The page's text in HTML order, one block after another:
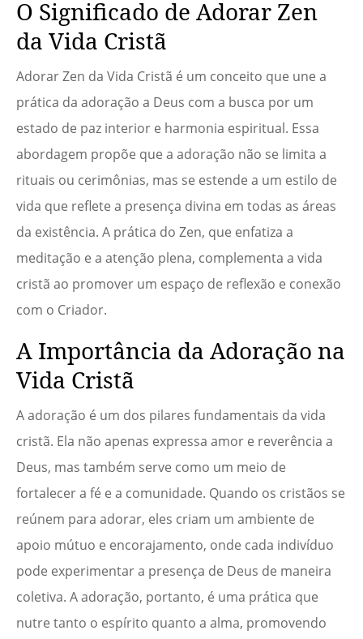
O Significado de Adorar Zen
da Vida Cristã
Adorar Zen da Vida Cristã é um conceito que une a
prática da adoração a Deus com a busca por um
estado de paz interior e harmonia espiritual. Essa
abordagem propõe que a adoração não se limita a
rituais ou cerimônias, mas se estende a um estilo de
vida que reflete a presença divina em todas as áreas
da existência. A prática do Zen, que enfatiza a
meditação e a atenção plena, complementa a vida
cristã ao promover um espaço de reflexão e conexão
com o Criador.
A Importância da Adoração na
Vida Cristã
A adoração é um dos pilares fundamentais da vida
cristã. Ela não apenas expressa amor e reverência a
Deus, mas também serve como um meio de
fortalecer a fé e a comunidade. Quando os cristãos se
reúnem para adorar, eles criam um ambiente de
apoio mútuo e encorajamento, onde cada indivíduo
pode experimentar a presença de Deus de maneira
coletiva. A adoração, portanto, é uma prática que
nutre tanto o espírito quanto a alma, promovendo